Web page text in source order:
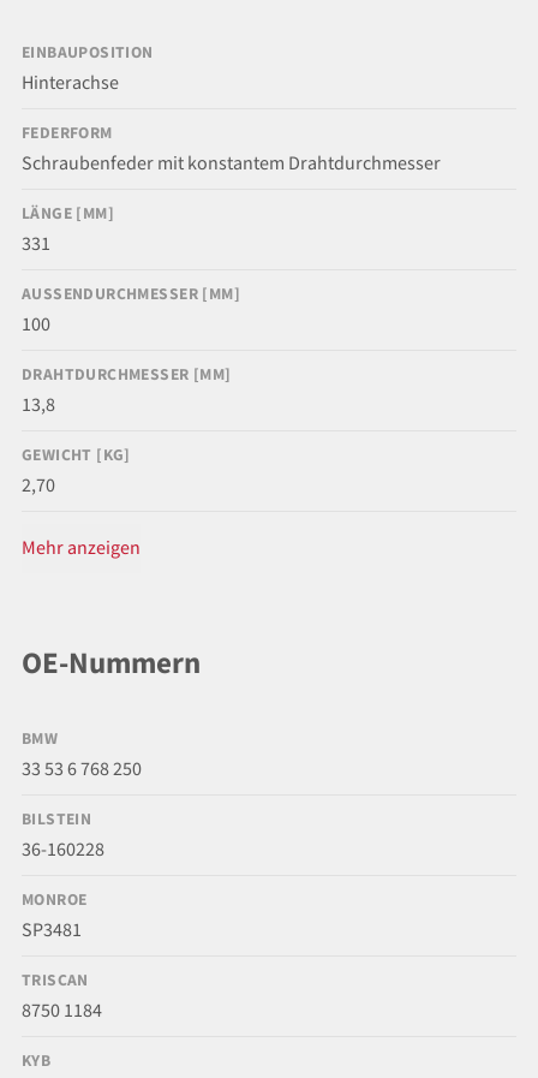
EINBAUPOSITION
Hinterachse
FEDERFORM
Schraubenfeder mit konstantem Drahtdurchmesser
LÄNGE [MM]
331
AUSSENDURCHMESSER [MM]
100
DRAHTDURCHMESSER [MM]
13,8
GEWICHT [KG]
2,70
Mehr anzeigen
OE-Nummern
BMW
33 53 6 768 250
BILSTEIN
36-160228
MONROE
SP3481
TRISCAN
8750 1184
KYB